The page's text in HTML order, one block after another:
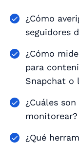
¿Cómo
seguidores
¿Cómo
para
Snapchat o
¿Cuáles
monitorear?
¿Qué